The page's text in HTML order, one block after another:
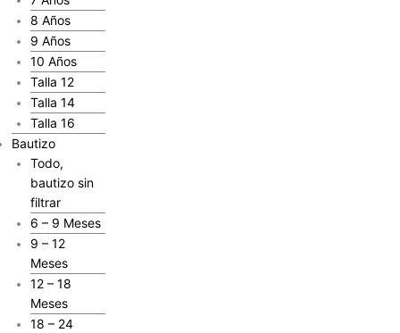
8 Años
9 Años
10 Años
Talla 12
Talla 14
Talla 16
Bautizo
Todo,
bautizo sin
filtrar
6 – 9 Meses
9 – 12
Meses
12 – 18
Meses
18 – 24